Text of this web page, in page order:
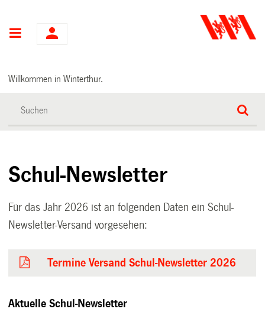
Hauptnavigation
Willkommen in Winterthur.
Schul-Newsletter
Für das Jahr 2026 ist an folgenden Daten ein Schul-
Newsletter-Versand vorgesehen:
Termine Versand Schul-Newsletter 2026
Aktuelle Schul-Newsletter